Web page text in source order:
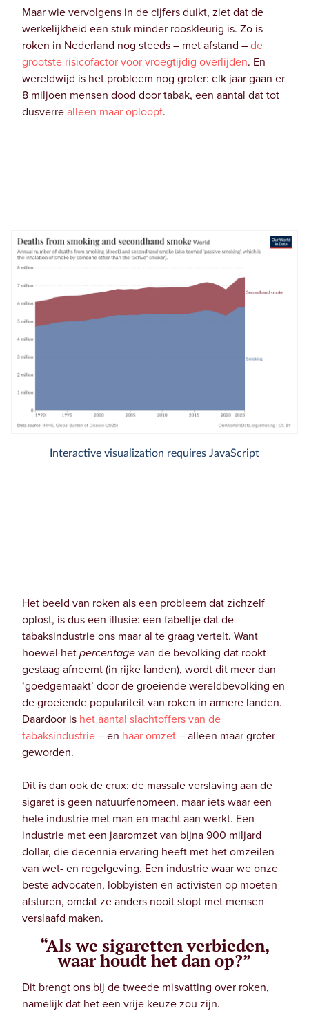
Maar wie vervolgens in de cijfers duikt, ziet dat de
werkelijkheid een stuk minder rooskleurig is. Zo is
roken in Nederland nog steeds – met afstand –de
grootste risicofactor voor vroegtijdig overlijden. En
wereldwijd is het probleem nog groter: elk jaar gaan er
8 miljoen mensen dood door tabak, een aantal dat tot
dusverrealleen maar oploopt.
Het beeld van roken als een probleem dat zichzelf
oplost, is dus een illusie: een fabeltje dat de
tabaksindustrie ons maar al te graag vertelt. Want
hoewel hetpercentagevan de bevolking dat rookt
gestaag afneemt (in rijke landen), wordt dit meer dan
‘goedgemaakt’ door de groeiende wereldbevolking en
de groeiende populariteit van roken in armere landen.
Daardoor is het aantal slachtoffers van de
tabaksindustrie– en haar omzet– alleen maar groter
geworden.
Dit is dan ook de crux: de massale verslaving aan de
sigaret is geen natuurfenomeen, maar iets waar een
hele industrie met man en macht aan werkt. Een
industrie met een jaaromzet van bijna 900 miljard
dollar, die decennia ervaring heeft met het omzeilen
van wet- en regelgeving. Een industrie waar we onze
beste advocaten, lobbyisten en activisten op moeten
afsturen, omdat ze anders nooit stopt met mensen
verslaafd maken.
“Als we sigaretten verbieden,
waar houdt het dan op?”
Dit brengt ons bij de tweede misvatting over roken,
namelijk dat het een vrije keuze zou zijn.